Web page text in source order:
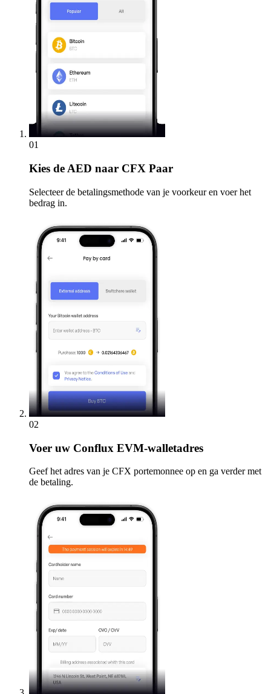
01
Kies de AED naar CFX Paar
Selecteer de betalingsmethode van je voorkeur en voer het
bedrag in.
02
Voer uw Conflux EVM-walletadres
Geef het adres van je CFX portemonnee op en ga verder met
de betaling.